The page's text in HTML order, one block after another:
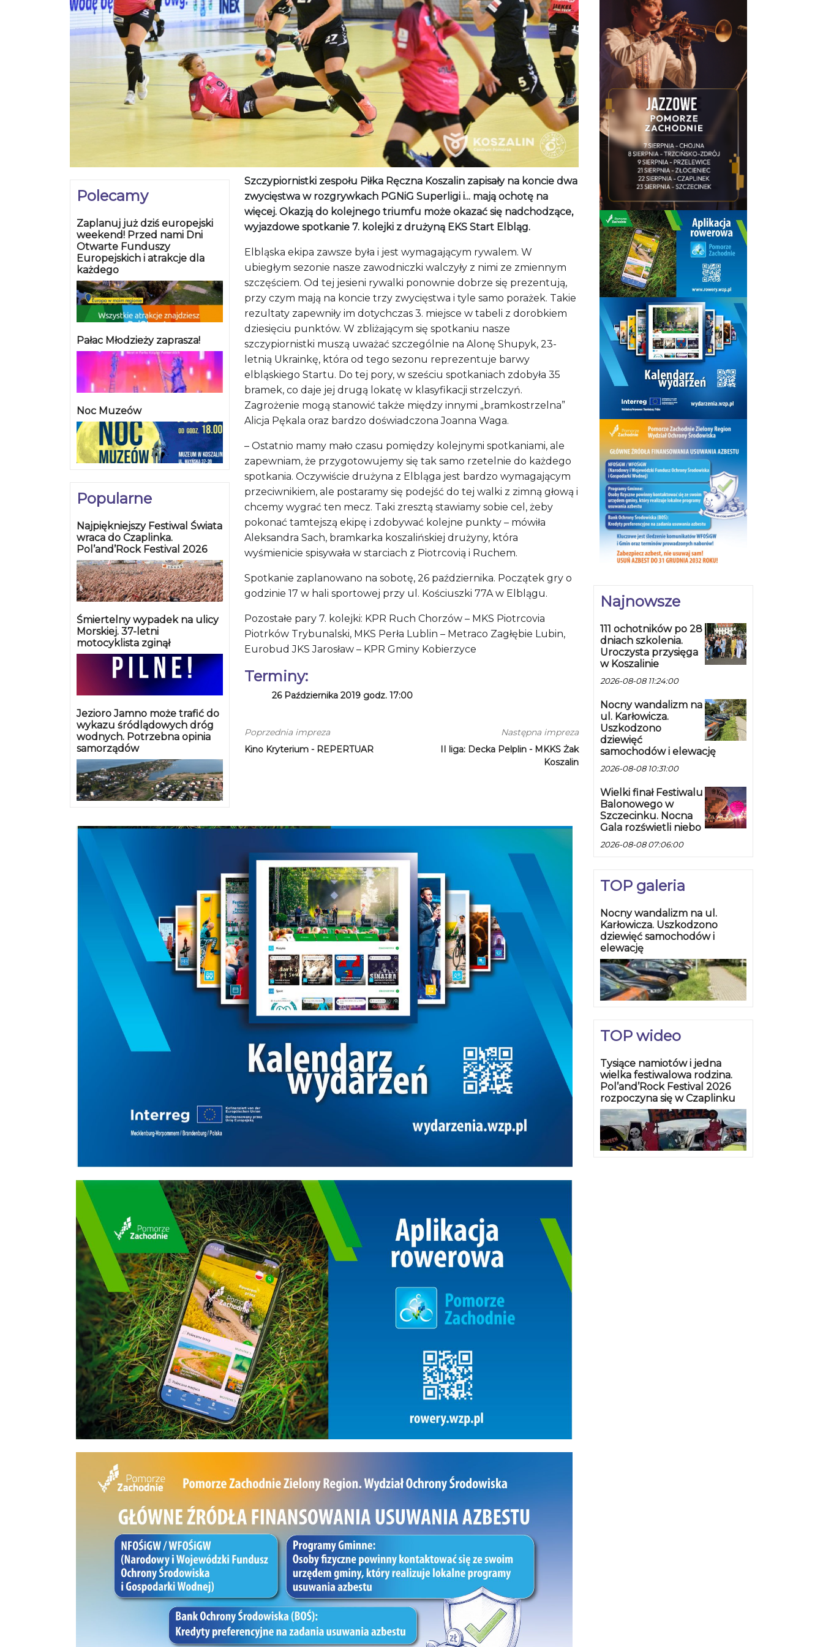
Polecamy
Zaplanuj już dziś europejski
weekend! Przed nami Dni
Otwarte Funduszy
Europejskich i atrakcje dla
każdego
Pałac Młodzieży zaprasza!
Noc Muzeów
Popularne
Najpiękniejszy Festiwal Świata
wraca do Czaplinka.
Pol’and’Rock Festival 2026
Śmiertelny wypadek na ulicy
Morskiej. 37-letni
motocyklista zginął
Jezioro Jamno może trafić do
wykazu śródlądowych dróg
wodnych. Potrzebna opinia
samorządów
Szczypiornistki zespołu Piłka Ręczna Koszalin zapisały na koncie dwa
zwycięstwa w rozgrywkach PGNiG Superligi i... mają ochotę na
więcej. Okazją do kolejnego triumfu może okazać się nadchodzące,
wyjazdowe spotkanie 7. kolejki z drużyną EKS Start Elbląg.
Elbląska ekipa zawsze była i jest wymagającym rywalem. W
ubiegłym sezonie nasze zawodniczki walczyły z nimi ze zmiennym
szczęściem. Od tej jesieni rywalki ponownie dobrze się prezentują,
przy czym mają na koncie trzy zwycięstwa i tyle samo porażek. Takie
rezultaty zapewniły im dotychczas 3. miejsce w tabeli z dorobkiem
dziesięciu punktów. W zbliżającym się spotkaniu nasze
szczypiornistki muszą uważać szczególnie na Alonę Shupyk, 23-
letnią Ukrainkę, która od tego sezonu reprezentuje barwy
elbląskiego Startu. Do tej pory, w sześciu spotkaniach zdobyła 35
bramek, co daje jej drugą lokatę w klasyfikacji strzelczyń.
Zagrożenie mogą stanowić także między innymi „bramkostrzelna”
Alicja Pękala oraz bardzo doświadczona Joanna Waga.
– Ostatnio mamy mało czasu pomiędzy kolejnymi spotkaniami, ale
zapewniam, że przygotowujemy się tak samo rzetelnie do każdego
spotkania. Oczywiście drużyna z Elbląga jest bardzo wymagającym
przeciwnikiem, ale postaramy się podejść do tej walki z zimną głową i
chcemy wygrać ten mecz. Taki zresztą stawiamy sobie cel, żeby
pokonać tamtejszą ekipę i zdobywać kolejne punkty – mówiła
Aleksandra Sach, bramkarka koszalińskiej drużyny, która
wyśmienicie spisywała w starciach z Piotrcovią i Ruchem.
Spotkanie zaplanowano na sobotę, 26 października. Początek gry o
godzinie 17 w hali sportowej przy ul. Kościuszki 77A w Elblągu.
Pozostałe pary 7. kolejki: KPR Ruch Chorzów – MKS Piotrcovia
Piotrków Trybunalski, MKS Perła Lublin – Metraco Zagłębie Lubin,
Eurobud JKS Jarosław – KPR Gminy Kobierzyce
Terminy:
26 Października 2019 godz. 17:00
Poprzednia impreza
Kino Kryterium - REPERTUAR
Następna impreza
II liga: Decka Pelplin - MKKS Żak
Koszalin
Najnowsze
111 ochotników po 28
dniach szkolenia.
Uroczysta przysięga
w Koszalinie
2026-08-08 11:24:00
Nocny wandalizm na
ul. Karłowicza.
Uszkodzono
dziewięć
samochodów i elewację
2026-08-08 10:31:00
Wielki finał Festiwalu
Balonowego w
Szczecinku. Nocna
Gala rozświetli niebo
2026-08-08 07:06:00
TOP galeria
Nocny wandalizm na ul.
Karłowicza. Uszkodzono
dziewięć samochodów i
elewację
TOP wideo
Tysiące namiotów i jedna
wielka festiwalowa rodzina.
Pol’and’Rock Festival 2026
rozpoczyna się w Czaplinku